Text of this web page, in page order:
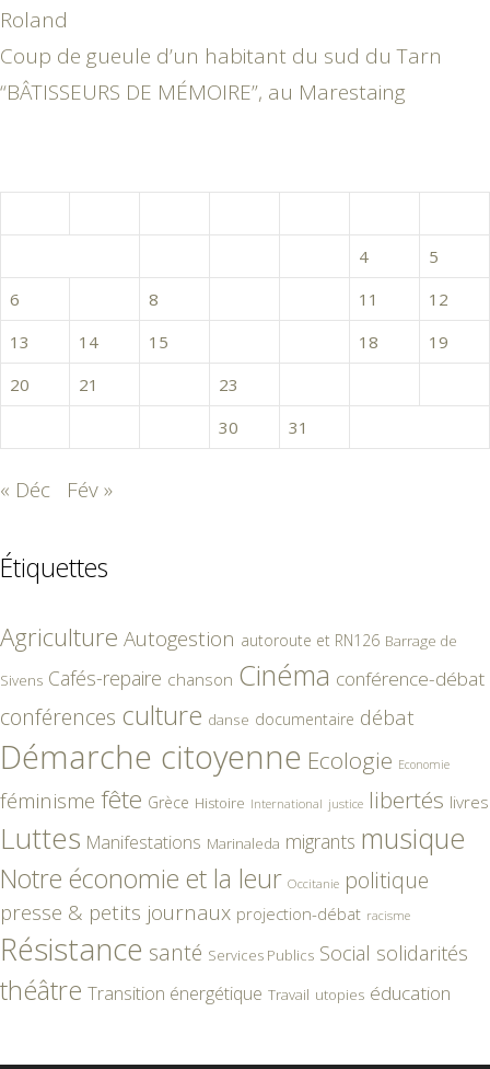
Roland
Coup de gueule d’un habitant du sud du Tarn
“BÂTISSEURS DE MÉMOIRE”, au Marestaing
4
5
6
8 11
12
13
14 15 18
19
20
21 23
30 31
« Déc Fév »
Étiquettes
Agriculture Autogestion autoroute et RN126 Barrage de
Sivens Cafés-repaire chanson Cinéma conférence-débat
conférences culture danse documentaire débat
Démarche citoyenne Ecologie Economie
féminisme fête Grèce Histoire International justice libertés livres
Luttes Manifestations Marinaleda migrants musique
Notre économie et la leur Occitanie politique
presse & petits journaux projection-débat racisme
Résistance santé Services Publics Social solidarités
théâtre Transition énergétique Travail utopies éducation